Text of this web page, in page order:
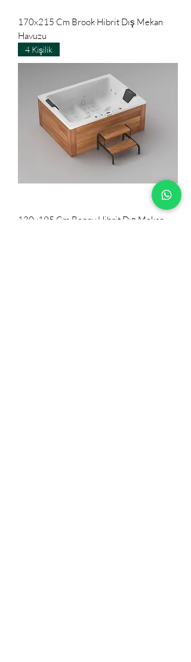
170x215 Cm Brook Hibrit Dış Mekan
Havuzu
4 Kişilik
130x195 Cm Bonny Hibrit Dış Mekan